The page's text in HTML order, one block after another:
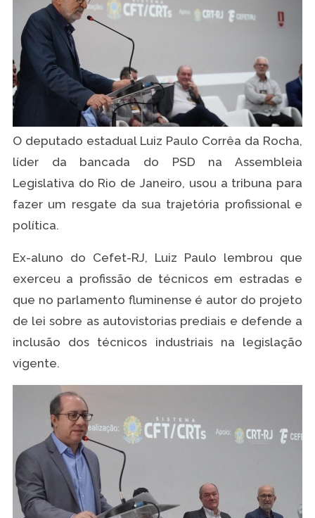
O deputado estadual Luiz Paulo Corrêa da Rocha,
líder da bancada do PSD na Assembleia
Legislativa do Rio de Janeiro, usou a tribuna para
fazer um resgate da sua trajetória profissional e
política.
Ex-aluno do Cefet-RJ, Luiz Paulo lembrou que
exerceu a profissão de técnicos em estradas e
que no parlamento fluminense é autor do projeto
de lei sobre as autovistorias prediais e defende a
inclusão dos técnicos industriais na legislação
vigente.